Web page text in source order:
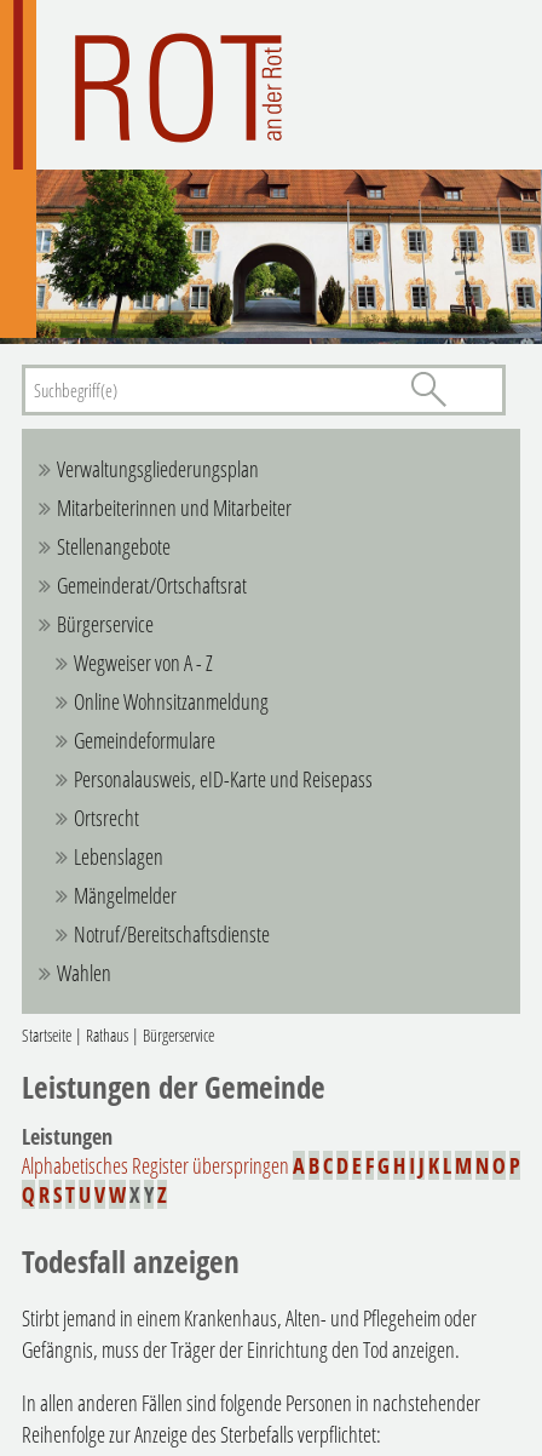
Verwaltungsgliederungsplan
Mitarbeiterinnen und Mitarbeiter
Stellenangebote
Gemeinderat/Ortschaftsrat
Bürgerservice
Wegweiser von A - Z
Online Wohnsitzanmeldung
Gemeindeformulare
Personalausweis, eID-Karte und Reisepass
Ortsrecht
Lebenslagen
Mängelmelder
Notruf/Bereitschaftsdienste
Wahlen
Startseite| Rathaus| Bürgerservice
Leistungen der Gemeinde
Leistungen
Alphabetisches Register überspringenABCDE FG H I J KLM NO P
Q RSTUVWXYZ
Todesfall anzeigen
Stirbt jemand in einem Krankenhaus, Alten- und Pflegeheim oder
Gefängnis, muss der Träger der Einrichtung den Tod anzeigen.
In allen anderen Fällen sind folgende Personen in nachstehender
Reihenfolge zur Anzeige des Sterbefalls verpflichtet: